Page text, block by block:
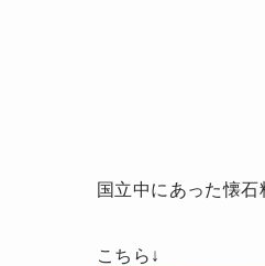
国立中にあった懐石
こちら↓